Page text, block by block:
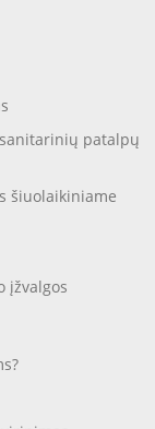
patalpų
šiuolaikiniame
įžvalgos